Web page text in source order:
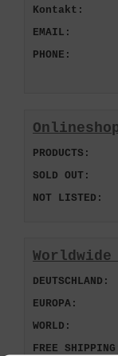
Kontakt:
EMAIL:
PHONE:
PRODUCTS:
SOLD OUT:
NOT LISTED:
DEUTSCHLAND:
EUROPA:
WORLD:
FREE